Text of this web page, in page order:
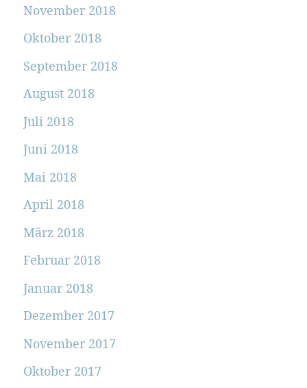
November 2018
Oktober 2018
September 2018
August 2018
Juli 2018
Juni 2018
Mai 2018
April 2018
März 2018
Februar 2018
Januar 2018
Dezember 2017
November 2017
Oktober 2017